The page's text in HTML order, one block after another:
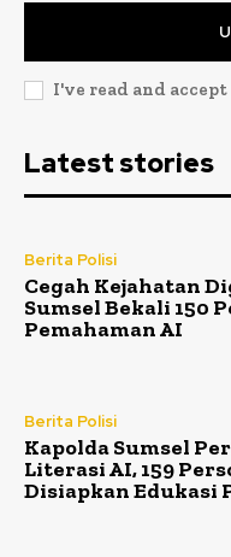
I've read and
Latest stories
Berita Polisi
Cegah Kejahatan
Sumsel Bekali 150
Pemahaman AI
Berita Polisi
Kapolda Sumsel
Literasi AI, 159
Disiapkan Edukasi